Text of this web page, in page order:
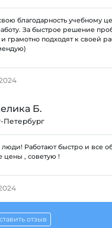
благодарность учебному
За быстрое решение
грамотно подходят к своей
Б.
Петербург
Работают быстро и все
, советую !
отзыв